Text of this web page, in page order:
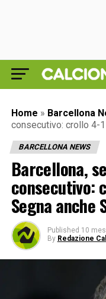
Home » Barcellona
consecutivo: crollo 4-
BARCELLONA NEWS
Barcellona,
consecutivo:
Segna anche
Published 10
By Redazione